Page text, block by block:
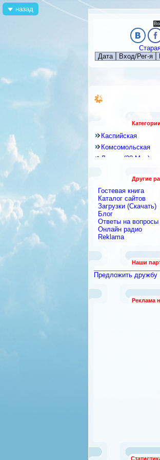
Дата
Вход/Рег-я
Каспийская
Комсомольская
Ленина(28 Мая)
Молодежная(Mirza
Набережная (Sahil)
Виноградник
Гызыл Чыхан
Далгалы
Другие
Гостевая книга
Каталог сайтов
Загрузки (Скачать)
Блог
Ответы на вопросы
Онлайн радио
Reklama
Наши
Предложить дружбу
Реклама
назад